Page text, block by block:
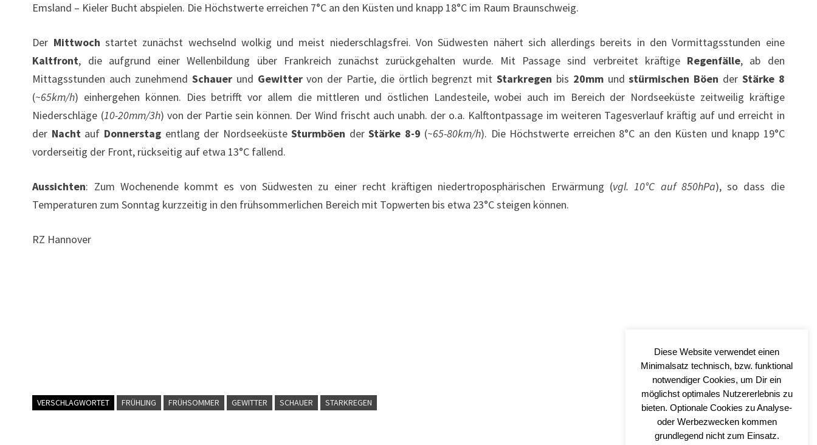
Emsland – Kieler Bucht abspielen. Die Höchstwerte erreichen 7°C an den Küsten und knapp 18°C im Raum Braunschweig.
Der Mittwoch startet zunächst wechselnd wolkig und meist niederschlagsfrei. Von Südwesten nähert sich allerdings bereits in den Vormittagsstunden eine
Kaltfront, die aufgrund einer Wellenbildung über Frankreich zunächst zurückgehalten wurde. Mit Passage sind verbreitet kräftige Regenfälle, ab den
Mittagsstunden auch zunehmend Schauerund Gewittervon der Partie, die örtlich begrenzt mitStarkregen bis 20mmundstürmischen Böen der Stärke 8
(~65km/h) einhergehen können. Dies betrifft vor allem die mittleren und östlichen Landesteile, wobei auch im Bereich der Nordseeküste zeitweilig kräftige
Niederschläge (10-20mm/3h) von der Partie sein können. Der Wind frischt auch unabh. der o.a. Kalftontpassage im weiteren Tagesverlauf kräftig auf und erreicht in
der Nachtauf Donnerstag entlang der NordseeküsteSturmböen derStärke 8-9 (~65-80km/h). Die Höchstwerte erreichen 8°C an den Küsten und knapp 19°C
vorderseitig der Front, rückseitig auf etwa 13°C fallend.
Aussichten: Zum Wochenende kommt es von Südwesten zu einer recht kräftigen niedertroposphärischen Erwärmung (vgl. 10°C auf 850hPa), so dass die
Temperaturen zum Sonntag kurzzeitig in den frühsommerlichen Bereich mit Topwerten bis etwa 23°C steigen können.
RZ Hannover
VERSCHLAGWORTET FRÜHLING FRÜHSOMMER GEWITTER SCHAUER STARKREGEN
Diese Website verwendet einen
Minimalsatz technisch, bzw. funktional
notwendiger Cookies, um Dir ein
möglichst optimales Nutzererlebnis zu
bieten. Optionale Cookies zu Analyse-
oder Werbezwecken kommen
grundlegend nicht zum Einsatz.